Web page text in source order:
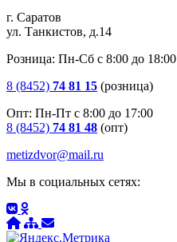
г. Саратов
ул. Танкистов, д.14
Розница: Пн-Сб с 8:00 до 18:00
8 (8452) 74 81 15 (розница)
Опт: Пн-Пт с 8:00 до 17:00
8 (8452) 74 81 48 (опт)
metizdvor@mail.ru
Мы в социальных сетях: